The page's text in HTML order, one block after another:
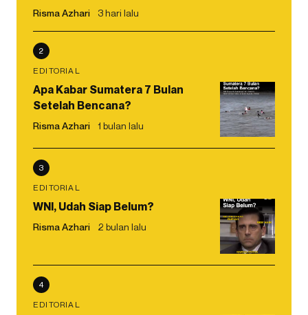
Risma Azhari 3 hari lalu
2
EDITORIAL
Apa Kabar Sumatera 7 Bulan
Setelah Bencana?
Risma Azhari 1 bulan lalu
3
EDITORIAL
WNI, Udah Siap Belum?
Risma Azhari 2 bulan lalu
4
EDITORIAL